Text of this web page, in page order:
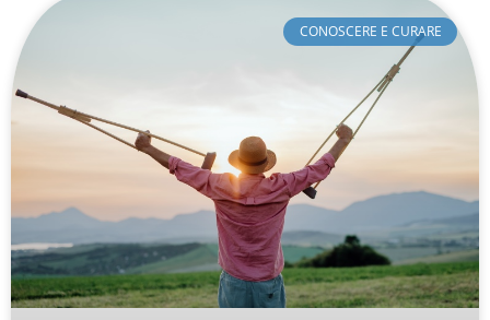
CONOSCERE E CURARE